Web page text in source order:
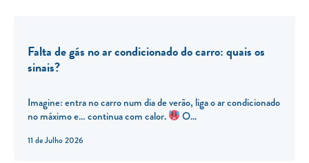
11 de Julho 2026
Falta de gás no ar condicionado do carro: quais os
sinais?
Imagine: entra no carro num dia de verão, liga o ar condicionado
no máximo e… continua com calor.
O...